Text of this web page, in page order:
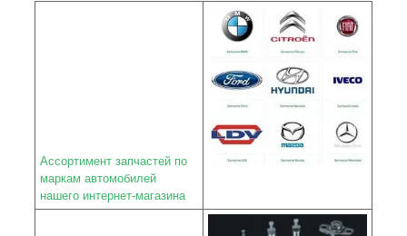
Ассортимент запчастей по
маркам автомобилей
нашего интернет-магазина